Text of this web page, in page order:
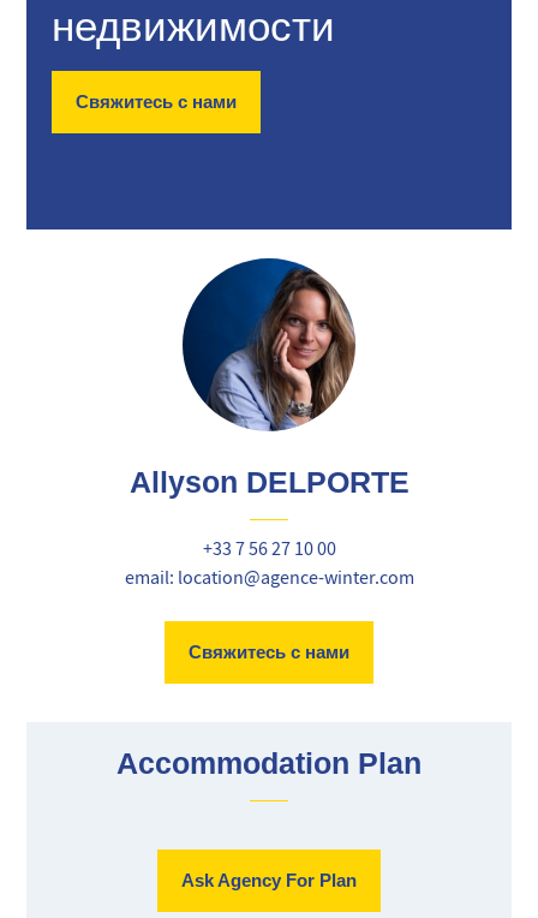
недвижимости
Свяжитесь с нами
Allyson DELPORTE
+33 7 56 27 10 00
email: location@agence-winter.com
Свяжитесь с нами
Accommodation Plan
Ask Agency For Plan